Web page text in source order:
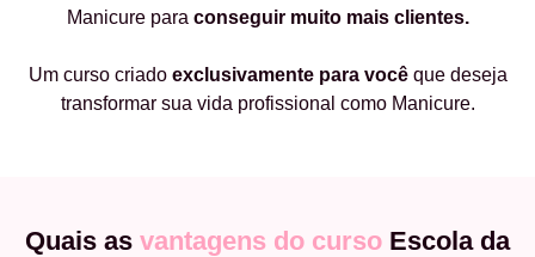
Manicure para conseguir muito mais clientes.
Um curso criado exclusivamente para vocêque deseja
transformar sua vida profissional como Manicure.
Quais as vantagens do curso Escola da